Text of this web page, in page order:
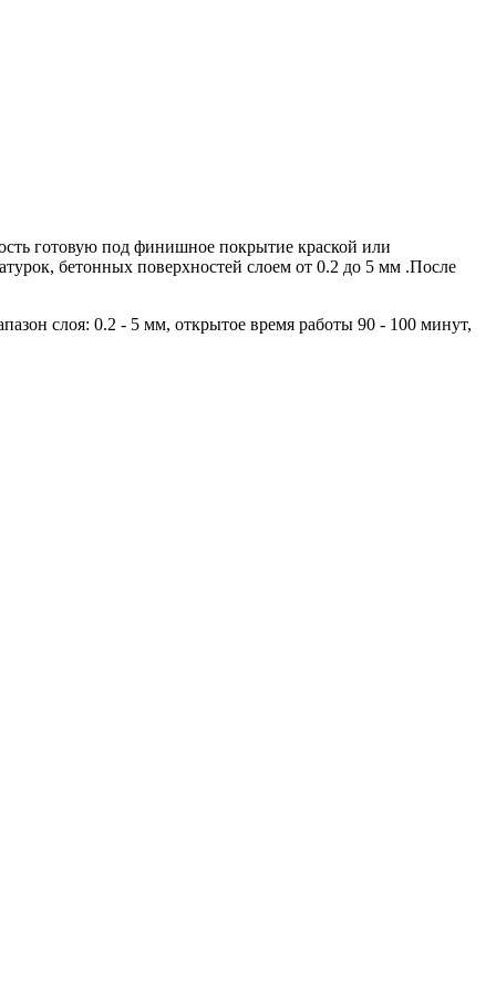
готовую под финишное покрытие краской или
бетонных поверхностей слоем от 0.2 до 5 мм .После
слоя: 0.2 - 5 мм, открытое время работы 90 - 100 минут,